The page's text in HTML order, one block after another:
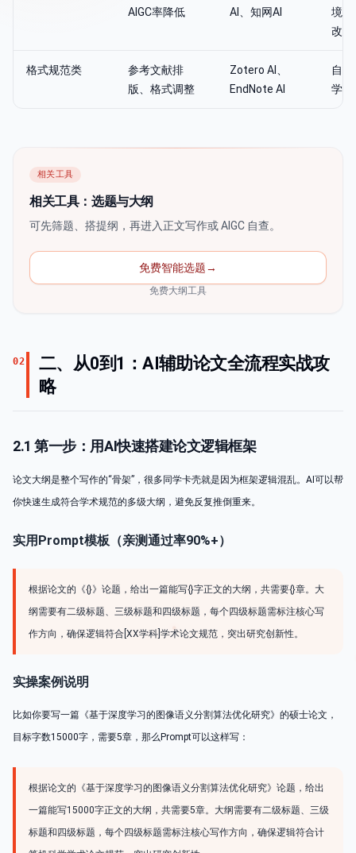
AIGC率降低
AI、知网AI
境、
改写
格式规范类
参考文献排
版、格式调整
Zotero AI、
EndNote AI
自
学校
相关工具
相关工具：选题与大纲
可先筛题、搭提纲，再进入正文写作或 AIGC 自查。
免费智能选题→
免费大纲工具
02
二、从0到1：AI辅助论文全流程实战攻
略
2.1 第一步：用AI快速搭建论文逻辑框架
论文大纲是整个写作的“骨架”，很多同学卡壳就是因为框架逻辑混乱。AI可以帮
你快速生成符合学术规范的多级大纲，避免反复推倒重来。
实用Prompt模板（亲测通过率90%+）
根据论文的《{}》论题，给出一篇能写{}字正文的大纲，共需要{}章。大
纲需要有二级标题、三级标题和四级标题，每个四级标题需标注核心写
作方向，确保逻辑符合[XX学科]学术论文规范，突出研究创新性。
实操案例说明
比如你要写一篇《基于深度学习的图像语义分割算法优化研究》的硕士论文，
目标字数15000字，需要5章，那么Prompt可以这样写：
根据论文的《基于深度学习的图像语义分割算法优化研究》论题，给出
一篇能写15000字正文的大纲，共需要5章。大纲需要有二级标题、三级
标题和四级标题，每个四级标题需标注核心写作方向，确保逻辑符合计